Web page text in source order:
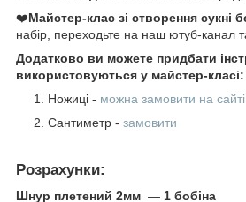
❤️Майстер-клас зі створення сукні
набір, переходьте на наш ютуб-канал
Додатково ви можете придбати
використовуються у майстер-класі:
Ножиці - можна замовити на сайті
Сантиметр - замовити
Розрахунки:
Шнур плетений 2мм — 1 бобіна